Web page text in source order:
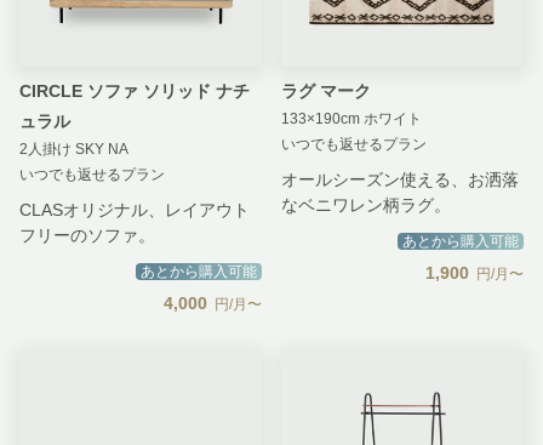
CIRCLE ソファ ソリッド ナチ
ュラル
2人掛け SKY NA
いつでも返せるプラン
CLASオリジナル、レイアウト
フリーのソファ。
あとから購入可能
4,000 円/月〜
ラグ マーク
133×190cm ホワイト
いつでも返せるプラン
オールシーズン使える、お洒落
なベニワレン柄ラグ。
あとから購入可能
1,900 円/月〜